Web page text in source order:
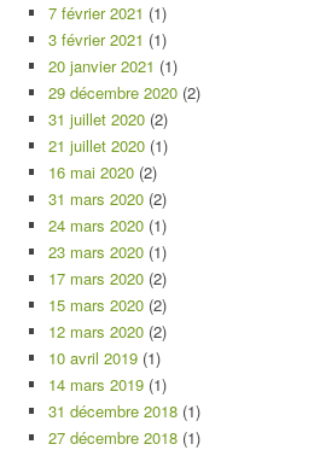
7 février 2021 (1)
3 février 2021 (1)
20 janvier 2021 (1)
29 décembre 2020 (2)
31 juillet 2020 (2)
21 juillet 2020 (1)
16 mai 2020 (2)
31 mars 2020 (2)
24 mars 2020 (1)
23 mars 2020 (1)
17 mars 2020 (2)
15 mars 2020 (2)
12 mars 2020 (2)
10 avril 2019 (1)
14 mars 2019 (1)
31 décembre 2018 (1)
27 décembre 2018 (1)